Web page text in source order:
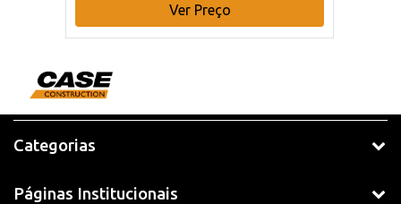
Ver Preço
Categorias
Páginas Institucionais